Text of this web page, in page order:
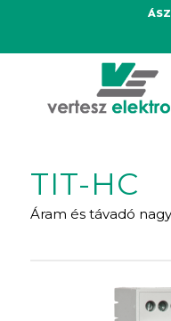
TIT-HC
Áram és távadó